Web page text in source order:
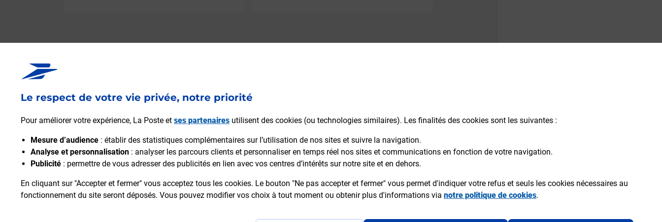
Le respect de votre vie privée, notre priorité
Pour améliorer votre expérience, La Poste et ses partenaires utilisent des cookies (ou technologies similaires). Les finalités des cookies sont les suivantes :
Mesure d’audience : établir des statistiques complémentaires sur l’utilisation de nos sites et suivre la navigation.
Analyse et personnalisation : analyser les parcours clients et personnaliser en temps réel nos sites et communications en fonction de votre navigation.
Publicité : permettre de vous adresser des publicités en lien avec vos centres d’intérêts sur notre site et en dehors.
En cliquant sur "Accepter et fermer" vous acceptez tous les cookies. Le bouton "Ne pas accepter et fermer" vous permet d'indiquer votre refus et seuls les cookies nécessaires au
fonctionnement du site seront déposés. Vous pouvez modifier vos choix à tout moment ou obtenir plus d'informations via notre politique de cookies.